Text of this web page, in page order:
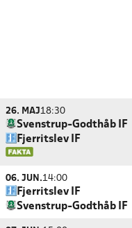
26. MAJ18:30
Svenstrup-Godthåb IF
Fjerritslev IF
06. JUN.14:00
Fjerritslev IF
Svenstrup-Godthåb IF